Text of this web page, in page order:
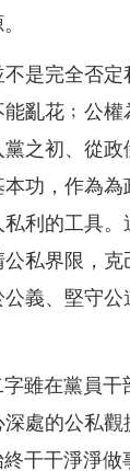
是完全否
亂花﹔公
之初、從
功，作為
利的工具
私界限，
義、堅守
雖在黨員
處的公私
干干淨淨做